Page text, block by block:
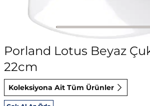
Porland Lotus Beyaz
22cm
Koleksiyona Ait Tüm Ürünler